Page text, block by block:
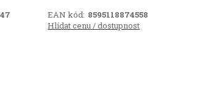
EAN kód: 8595118874558
Hlídat cenu / dostupnost